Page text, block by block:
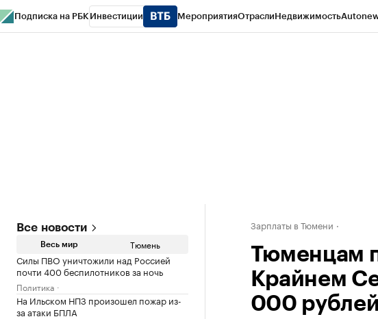
Подписка на РБК Инвестиции МероприятияОтраслиНедвижимость
Все новости
Весь мир Тюмень
Силы ПВО уничтожили над Россией
почти 400 беспилотников за ночь
Политика
На Ильском НПЗ произошел пожар из-
за атаки БПЛА
Зарплаты в Тюмени
Тюменцам
Крайнем
000 рублей